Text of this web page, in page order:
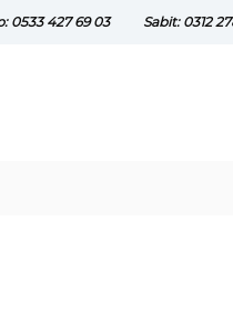
0533 427 69 03 Sabit: 0312